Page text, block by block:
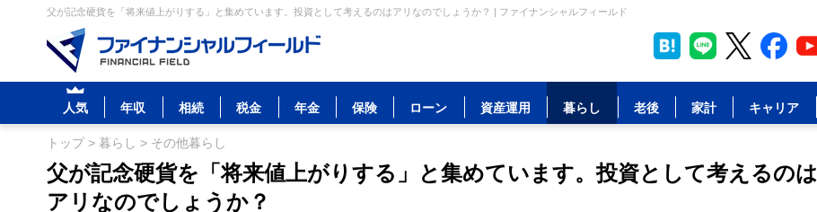
父が記念硬貨を「将来値上がりする」と集めています。投資として考えるのはアリなのでしょうか？ | ファイナンシャルフィールド
人気 年収 相続 税金 年金 保険 ローン 資産運用 暮らし 老後 家計 キャリア
トップ> 暮らし > その他暮らし
父が記念硬貨を「将来値上がりする」と集めています。投資として考えるのは
アリなのでしょうか？